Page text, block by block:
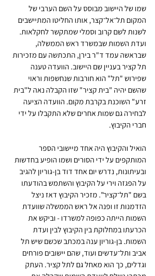
שמו של היישוב מבוסס על השם הערבי של
המקום תל־אל־קצר, אותו החליטו המתיישבים
לשנות לשם קרוב וסמלי שמתקשר לחקלאות.
ועדת השמות שבמשרד ראש הממשלה,
שבראשה עמד ד"ר בירן, התכתשה עם מזכירות
תל קציר בעניין שם היישוב. הוועדה טענה
שפירוש "תל" הוא חורבות שנחשפות וראוי
שהשם יהיה "בית קציר" שזו הקבלה נאה ל"בית
זרע" השוכנת בקרבת מקום. הוועדה הציעה
לבחירה גם שמות אחרים שלא התקבלו על ידי
חברי הקיבוץ.
הואיל והקיבוץ היה אחד מיישובי הספר
המותקפים על ידי הסורים ושמו הופיע בחדשות
ובעיתונות, נדרש יום אחד דוד בן-גוריון להגיב
על הפגזה וירי על הקיבוץ והשתמש בהודעתו
בשם "תל־קציר". מזכיר הקיבוץ דאז ניצל
הזדמנות זו ופנה אל ראש הממשלה שוועדת
השמות הייתה כפופה למשרדו - וביקש את
הכרעתו במחלוקת בין הקיבוץ לבין ועדת
השמות. בן-גוריון ענה במכתב שכשם שיש תל
אביב ותל־עדשים ועוד, שהם יישובים פורחים
וגדלים, כך הוא מאחל גם לתל קציר. העתק